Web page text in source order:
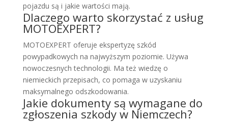
pojazdu są i jakie wartości mają.
Dlaczego warto skorzystać z usług
MOTOEXPERT?
MOTOEXPERT oferuje ekspertyzę szkód
powypadkowych na najwyższym poziomie. Używa
nowoczesnych technologii. Ma też wiedzę o
niemieckich przepisach, co pomaga w uzyskaniu
maksymalnego odszkodowania.
Jakie dokumenty są wymagane do
zgłoszenia szkody w Niemczech?